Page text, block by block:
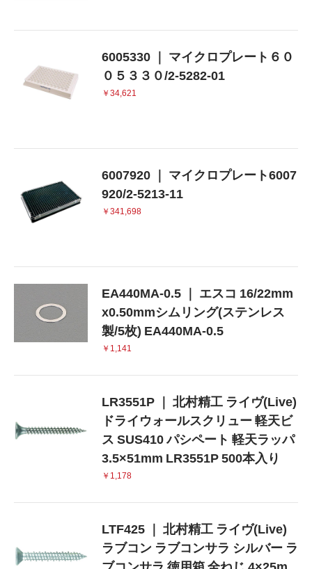
6005330 ｜ マイクロプレート６０
０５３３０/2-5282-01
￥34,621
6007920 ｜ マイクロプレート6007
920/2-5213-11
￥341,698
EA440MA-0.5 ｜ エスコ 16/22mm
x0.50mmシムリング(ステンレス
製/5枚) EA440MA-0.5
￥1,141
LR3551P ｜ 北村精工 ライヴ(Live)
ドライウォールスクリュー 軽天ビ
ス SUS410 パシペート 軽天ラッパ
3.5×51mm LR3551P 500本入り
￥1,178
LTF425 ｜ 北村精工 ライヴ(Live)
ラブコン ラブコンサラ シルバー ラ